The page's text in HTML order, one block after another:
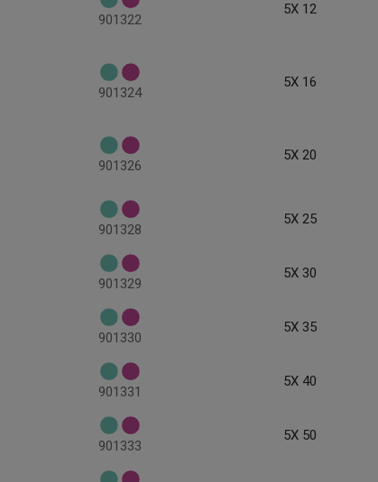
901322
5X 12
901324
5X 16
901326
5X 20
901328
5X 25
901329
5X 30
901330
5X 35
901331
5X 40
901333
5X 50